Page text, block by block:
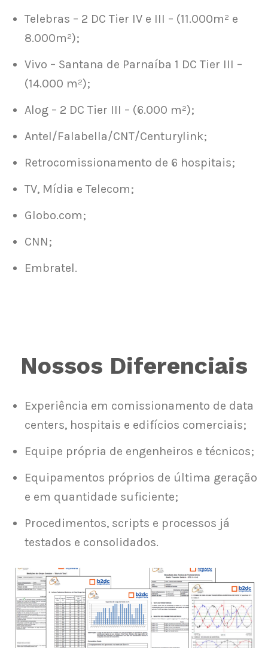
Telebras – 2 DC Tier IV e III – (11.000m² e
8.000m²);
Vivo – Santana de Parnaíba 1 DC Tier III –
(14.000 m²);
Alog – 2 DC Tier III – (6.000 m²);
Antel/Falabella/CNT/Centurylink;
Retrocomissionamento de 6 hospitais;
TV, Mídia e Telecom;
Globo.com;
CNN;
Embratel.
Nossos Diferenciais
Experiência em comissionamento de data
centers, hospitais e edifícios comerciais;
Equipe própria de engenheiros e técnicos;
Equipamentos próprios de última geração
e em quantidade suficiente;
Procedimentos, scripts e processos já
testados e consolidados.